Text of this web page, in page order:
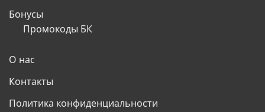
Бонусы
Промокоды БК
О нас
Контакты
Политика конфиденциальности